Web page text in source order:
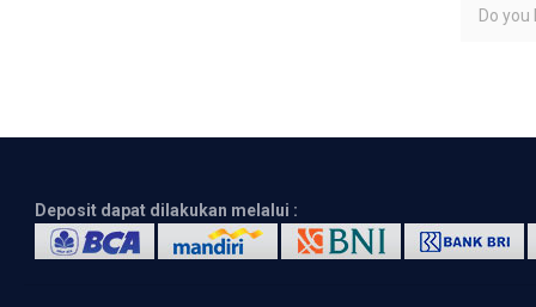
Do you
Deposit dapat dilakukan melalui :